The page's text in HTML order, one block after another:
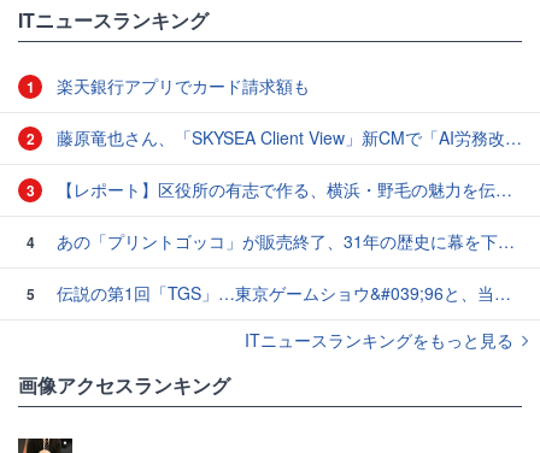
ITニュースランキング
1 楽天銀行アプリでカード請求額も
2 藤原竜也さん、「SKYSEA Client View」新CMで「AI労務改善」をアピール 働き方をAIが分析したら「すぐに休んで」と言われる？
3 【レポート】区役所の有志で作る、横浜・野毛の魅力を伝えるCM
4 あの「プリントゴッコ」が販売終了、31年の歴史に幕を下ろす
5
伝説の第1回「TGS」…東京ゲームショウ&#039;96と、当時のベストゲーム10本：レトロゲーム浪漫街道
ITニュースランキングをもっと見る
画像アクセスランキング